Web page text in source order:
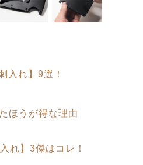
入れ】9選！
ほうが得な理由
れ】3傑はコレ！